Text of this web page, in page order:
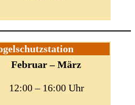
Februar – März
12:00 – 16:00 Uhr